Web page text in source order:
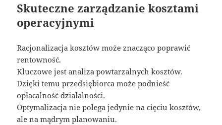
Skuteczne zarządzanie kosztami
operacyjnymi
Racjonalizacja kosztów może znacząco poprawić
rentowność.
Kluczowe jest analiza powtarzalnych kosztów.
Dzięki temu przedsiębiorca może podnieść
opłacalność działalności.
Optymalizacja nie polega jedynie na cięciu kosztów,
ale na mądrym planowaniu.